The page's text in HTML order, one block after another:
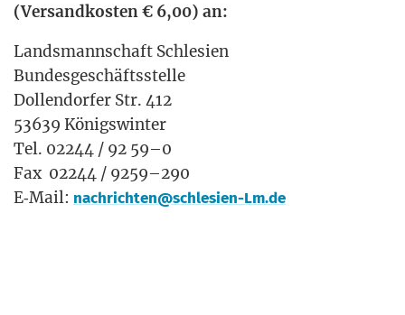
(Ver­sand­kos­ten € 6,00) an:
Lands­mann­schaft Schle­si­en
Bun­des­ge­schäfts­stel­le
Dol­len­dor­fer Str. 412
53639 Königs­win­ter
Tel. 02244 / 92 59–0
Fax 02244 / 9259–290
E‑Mail: nachrichten@schlesien-Lm.de